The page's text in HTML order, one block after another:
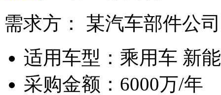
需求方：
某汽车部件公司
适用车型： 乘用车 新
采购金额： 6000万/年